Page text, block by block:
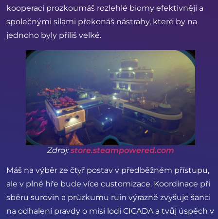
kooperaci prozkoumáš rozlehlé biomy efektivněji a
společnými silami překonáš nástrahy, které by na
jednoho byly příliš velké.
Zdroj:store.steampowered.com
Máš na výběr ze čtyř postav v předběžném přístupu,
ale v plné hře bude více customizace. Koordinace při
sběru surovin a průzkumu ruin výrazně zvyšuje šanci
na odhalení pravdy o misi lodi CICADA a tvůj úspěch v